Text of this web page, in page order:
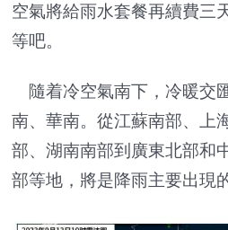
空氣將給雨水套餐再續費三
等吧。
隨着冷空氣南下，冷暖交
南、華南。從江蘇南部、上
部、湖南南部到廣東北部和
部等地，將是降雨主要出現